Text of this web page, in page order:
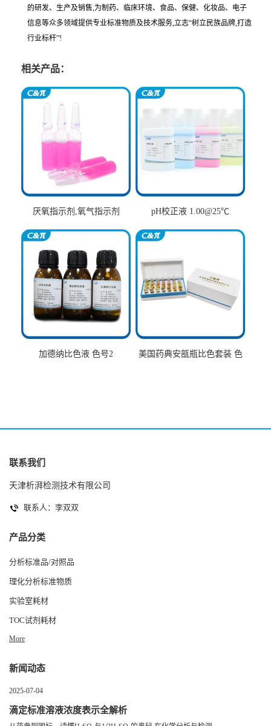
的研发、生产及销售,为制药、临床环境、食品、保健、化妆品、电子
信息等众多领域提供专业标准物质及技术服务,立志“树立民族品牌,打造
行业标杆”!
相关产品：
厌氧指示剂,氧气指示剂 pH校正液 1.00@25℃
加德纳比色液 色号2
美国药典安瓿瓶比色套装 色
联系我们
天津析湃检测技术有限公司
联系人：李双双
产品分类
分析标准品/对照品
理化分析标准物质
实验室耗材
TOC试剂耗材
More
新闻动态
2025-07-04
滴定标准溶液浓度表示全解析